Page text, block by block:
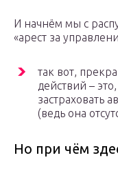
И начнём мы с
«арест за
так вот,
действий –
застраховать
(ведь она
Но при чём